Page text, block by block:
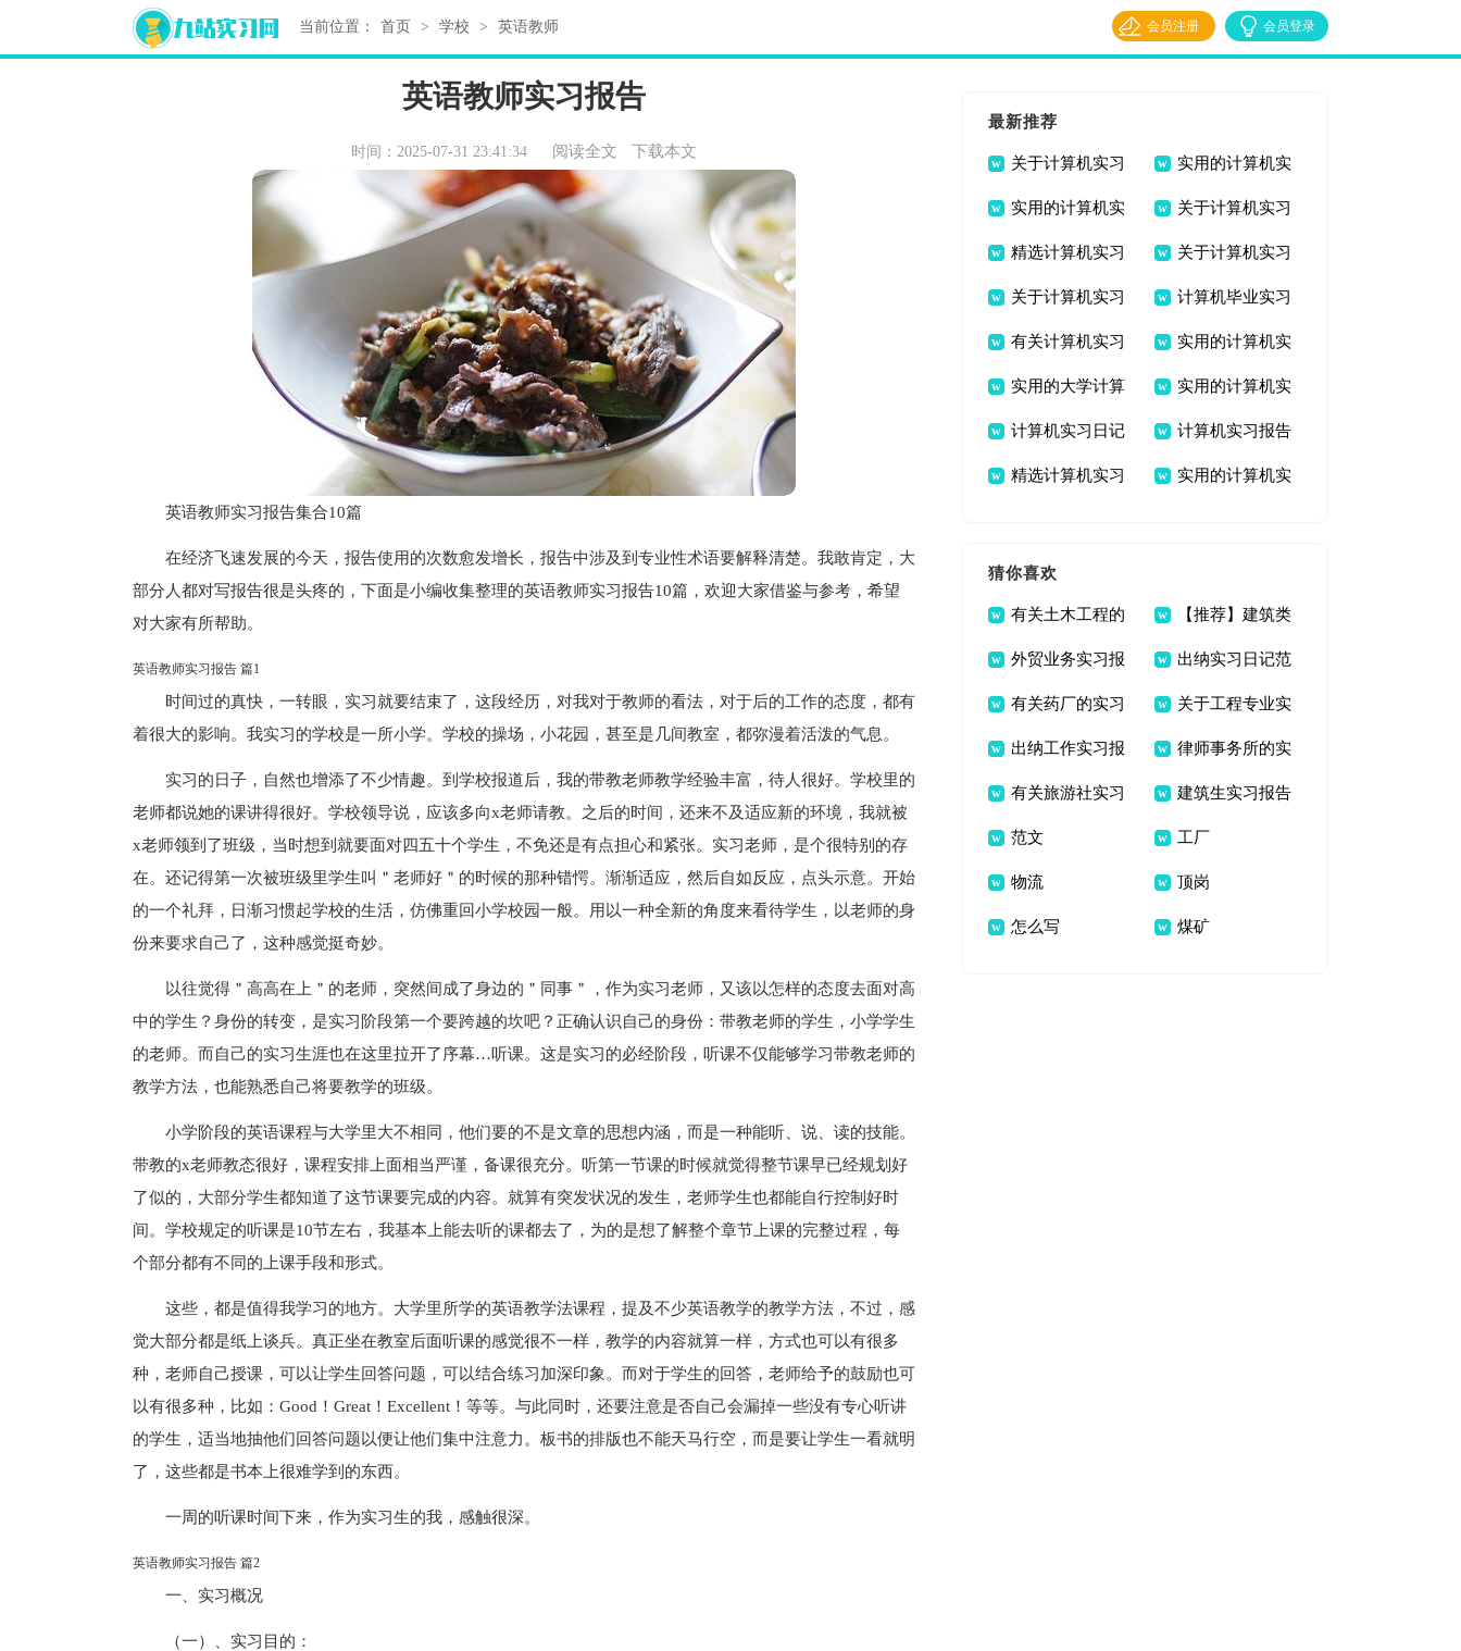
当前位置： 首页 > 学校 > 英语教师 会员登录
会员注册
英语教师实习报告
时间：2025-07-31 23:41:34 阅读全文 下载本文
英语教师实习报告集合10篇
在经济飞速发展的今天，报告使用的次数愈发增长，报告中涉及到专业性术语要解释清楚。我敢肯定，大
部分人都对写报告很是头疼的，下面是小编收集整理的英语教师实习报告10篇，欢迎大家借鉴与参考，希望
对大家有所帮助。
英语教师实习报告 篇1
时间过的真快，一转眼，实习就要结束了，这段经历，对我对于教师的看法，对于后的工作的态度，都有
着很大的影响。我实习的学校是一所小学。学校的操场，小花园，甚至是几间教室，都弥漫着活泼的气息。
实习的日子，自然也增添了不少情趣。到学校报道后，我的带教老师教学经验丰富，待人很好。学校里的
老师都说她的课讲得很好。学校领导说，应该多向x老师请教。之后的时间，还来不及适应新的环境，我就被
x老师领到了班级，当时想到就要面对四五十个学生，不免还是有点担心和紧张。实习老师，是个很特别的存
在。还记得第一次被班级里学生叫＂老师好＂的时候的那种错愕。渐渐适应，然后自如反应，点头示意。开始
的一个礼拜，日渐习惯起学校的生活，仿佛重回小学校园一般。用以一种全新的角度来看待学生，以老师的身
份来要求自己了，这种感觉挺奇妙。
以往觉得＂高高在上＂的老师，突然间成了身边的＂同事＂，作为实习老师，又该以怎样的态度去面对高
中的学生？身份的转变，是实习阶段第一个要跨越的坎吧？正确认识自己的身份：带教老师的学生，小学学生
的老师。而自己的实习生涯也在这里拉开了序幕…听课。这是实习的必经阶段，听课不仅能够学习带教老师的
教学方法，也能熟悉自己将要教学的班级。
小学阶段的英语课程与大学里大不相同，他们要的不是文章的思想内涵，而是一种能听、说、读的技能。
带教的x老师教态很好，课程安排上面相当严谨，备课很充分。听第一节课的时候就觉得整节课早已经规划好
了似的，大部分学生都知道了这节课要完成的内容。就算有突发状况的发生，老师学生也都能自行控制好时
间。学校规定的听课是10节左右，我基本上能去听的课都去了，为的是想了解整个章节上课的完整过程，每
个部分都有不同的上课手段和形式。
这些，都是值得我学习的地方。大学里所学的英语教学法课程，提及不少英语教学的教学方法，不过，感
觉大部分都是纸上谈兵。真正坐在教室后面听课的感觉很不一样，教学的内容就算一样，方式也可以有很多
种，老师自己授课，可以让学生回答问题，可以结合练习加深印象。而对于学生的回答，老师给予的鼓励也可
以有很多种，比如：Good！Great！Excellent！等等。与此同时，还要注意是否自己会漏掉一些没有专心听讲
的学生，适当地抽他们回答问题以便让他们集中注意力。板书的排版也不能天马行空，而是要让学生一看就明
了，这些都是书本上很难学到的东西。
一周的听课时间下来，作为实习生的我，感触很深。
英语教师实习报告 篇2
一、实习概况
（一）、实习目的：
最新推荐
关于计算机实习
日记模板汇编七篇
实用的计算机实
习报告范文九篇
实用的计算机实
习报告汇编7篇
关于计算机实习
日记模板合集十篇
精选计算机实习
报告汇总6篇
关于计算机实习
报告范文集锦九篇
关于计算机实习
报告范文汇编7篇
计算机毕业实习
心得体会(15篇)
有关计算机实习
报告范文集合8篇
实用的计算机实
习报告模板汇编九篇
实用的大学计算
机实习报告3篇
实用的计算机实
习报告模板八篇
计算机实习日记
范文集锦九篇
计算机实习报告
范文汇编六篇
精选计算机实习 实用的计算机实
猜你喜欢
有关土木工程的
实习报告锦集八篇
【推荐】建筑类
实习报告模板合集九
篇
外贸业务实习报
告锦集八篇
出纳实习日记范
文汇编七篇
有关药厂的实习
报告模板集锦8篇
关于工程专业实
习报告模板
出纳工作实习报
告
律师事务所的实
习报告范文合集六篇
有关旅游社实习
报告锦集七篇
建筑生实习报告
范文九篇
范文 工厂
物流 顶岗
怎么写 煤矿